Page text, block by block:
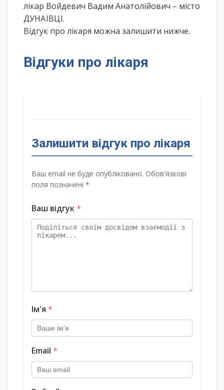
лікар Войдевич Вадим Анатолійович – місто
ДУНАЇВЦІ.
Відгук про лікаря можна залишити нижче.
Відгуки про лікаря
Залишити відгук про лікаря
Ваш email не буде опубліковано. Обов'язкові
поля позначені *
Ваш відгук*
Ім'я *
Email *